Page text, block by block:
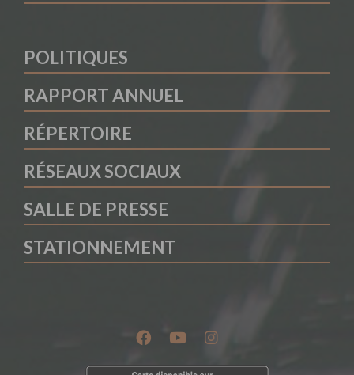
POLITIQUES
RAPPORT ANNUEL
RÉPERTOIRE
RÉSEAUX SOCIAUX
SALLE DE PRESSE
STATIONNEMENT